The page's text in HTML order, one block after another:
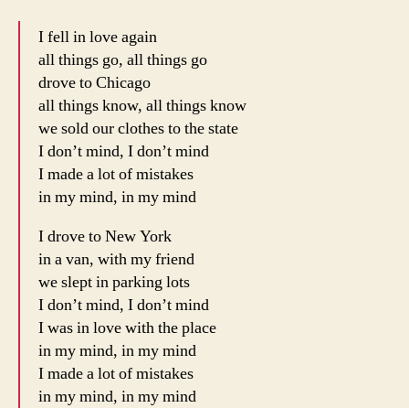
I fell in love again
all things go, all things go
drove to Chicago
all things know, all things know
we sold our clothes to the state
I don’t mind, I don’t mind
I made a lot of mistakes
in my mind, in my mind
I drove to New York
in a van, with my friend
we slept in parking lots
I don’t mind, I don’t mind
I was in love with the place
in my mind, in my mind
I made a lot of mistakes
in my mind, in my mind